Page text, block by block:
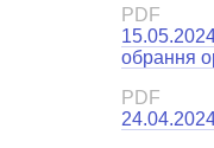
PDF
обрання
PDF